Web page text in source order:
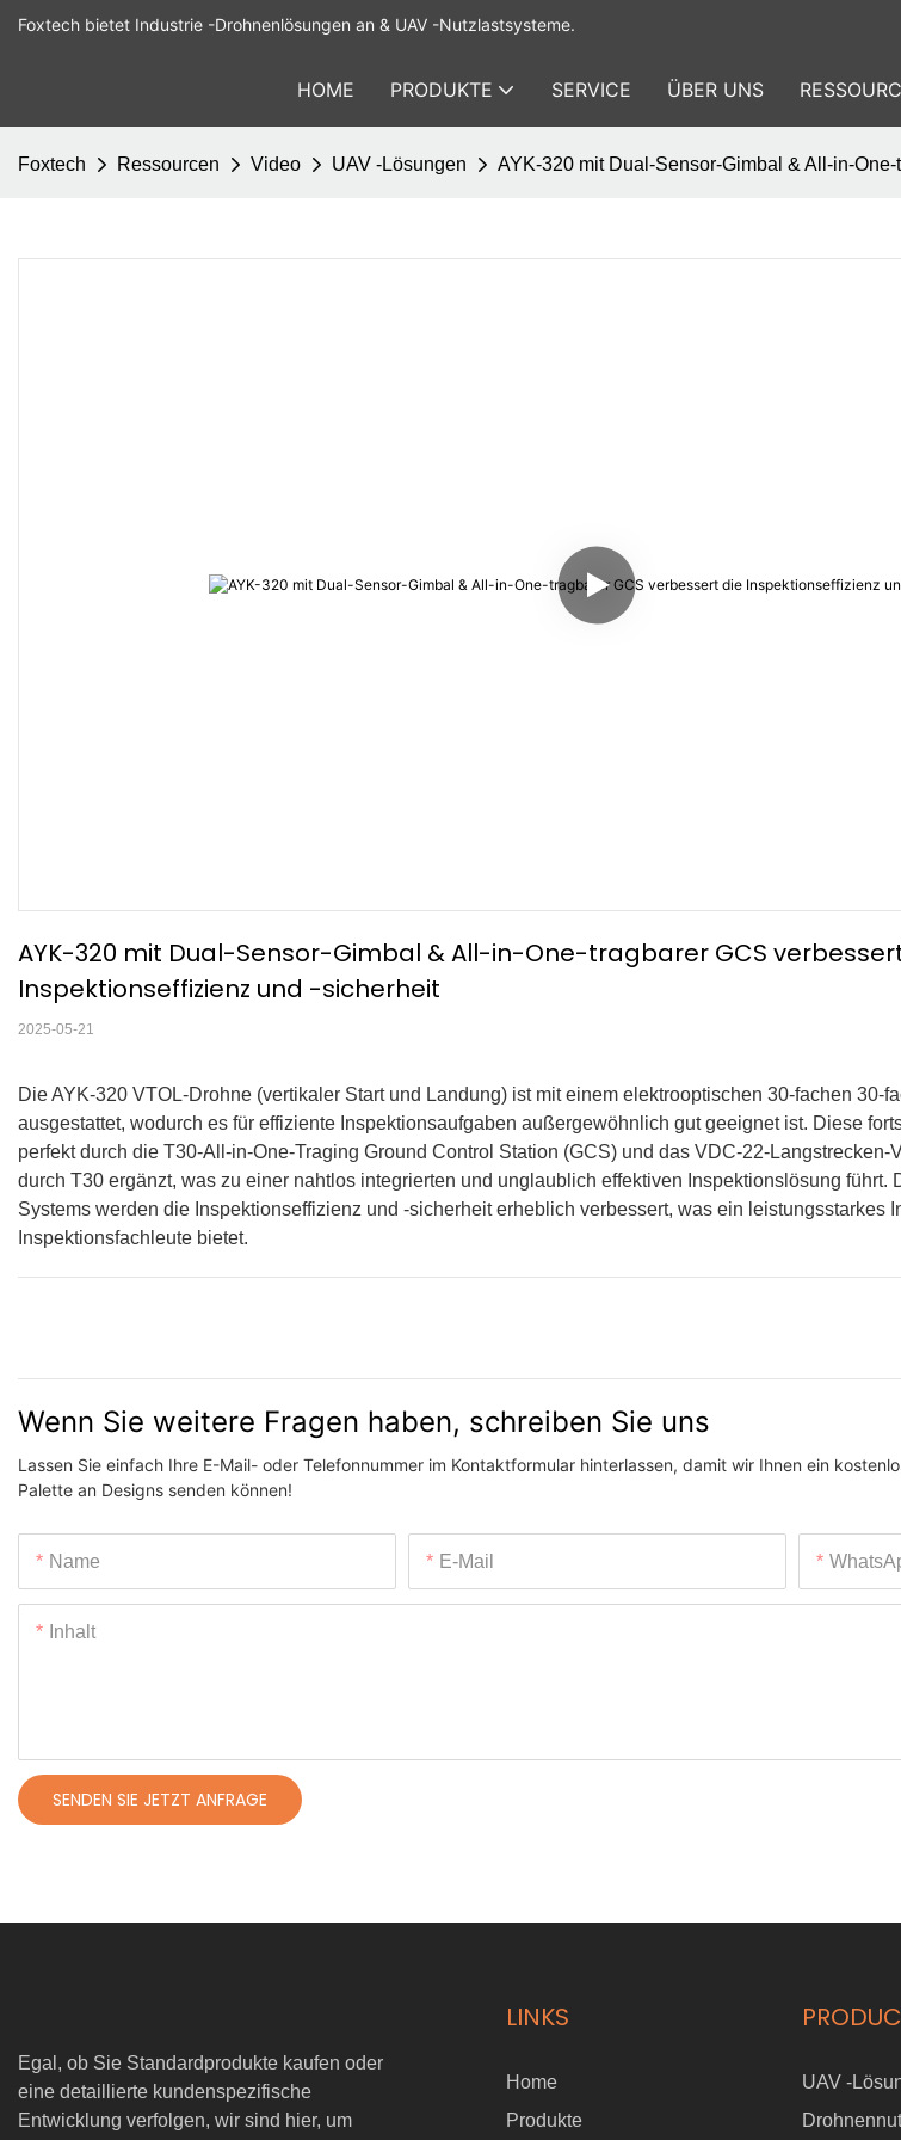
Foxtech bietet Industrie -Drohnenlösungen an & UAV -Nutzlastsysteme.
HOME PRODUKTE SERVICE ÜBER UNS
Foxtech Ressourcen Video UAV -Lösungen AYK-320 mit Dual-Sensor-Gimbal & All-in-
AYK-320 mit Dual-Sensor-Gimbal & All-in-One-tragbarer GCS
Inspektionseffizienz und -sicherheit
2025-05-21
Die AYK-320 VTOL-Drohne (vertikaler Start und Landung) ist mit einem elektrooptischen 30-fachen 30-
ausgestattet, wodurch es für effiziente Inspektionsaufgaben außergewöhnlich gut geeignet ist. Diese
perfekt durch die T30-All-in-One-Traging Ground Control Station (GCS) und das VDC-22-
durch T30 ergänzt, was zu einer nahtlos integrierten und unglaublich effektiven Inspektionslösung führt.
Systems werden die Inspektionseffizienz und -sicherheit erheblich verbessert, was ein leistungsstarkes
Inspektionsfachleute bietet.
Wenn Sie weitere Fragen haben, schreiben Sie uns
Lassen Sie einfach Ihre E-Mail- oder Telefonnummer im Kontaktformular hinterlassen, damit wir Ihnen ein
Palette an Designs senden können!
Name E-Mail
Inhalt
SENDEN SIE JETZT ANFRAGE
Egal, ob Sie Standardprodukte kaufen oder
eine detaillierte kundenspezifische
Entwicklung verfolgen, wir sind hier, um
LINKS
Home
Produkte
UAV -